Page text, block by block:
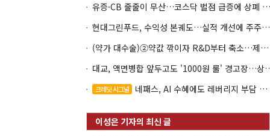
유증·CB 줄줄이 무산…코스닥 벌점 급증에 상폐 압박
현대그린푸드, 수익성 본궤도…실적 개선에 주주환원까지
(약가 대수술)②약값 깎이자 R&D부터 축소…제약업계 비상경영 돌입
대교, 액면병합 앞두고
크레딧 시그널 네패스, AI 수혜에도 레버리지 부담 여전